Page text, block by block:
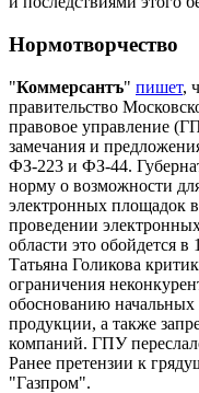
Нормотворчество
"Коммерсантъ" пишет,
правительство
правовое управление
замечания и
ФЗ-223 и ФЗ-44.
норму о возможности
электронных площадок
проведении
области это обойдется
Татьяна Голикова
ограничения
обоснованию
продукции, а также
компаний. ГПУ
Ранее претензии к
"Газпром".